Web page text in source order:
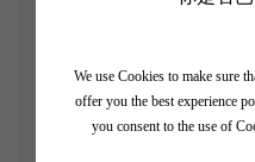
We use Cookies to make sure
offer you the best experience
you consent to the use of
Chateau Cos d'Estournel
重力法運送葡萄，並嚴